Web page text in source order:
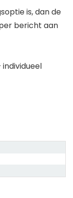
is, dan de
bericht aan